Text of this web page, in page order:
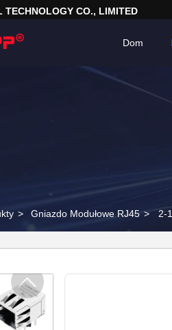
TECHNOLOGY CO., LIMITED
Dom
> Gniazdo Modułowe RJ45 > 2-